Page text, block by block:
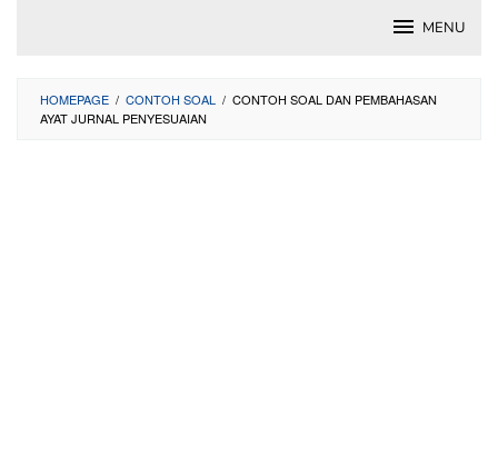
MENU
HOMEPAGE / CONTOH SOAL / CONTOH SOAL DAN PEMBAHASAN
AYAT JURNAL PENYESUAIAN